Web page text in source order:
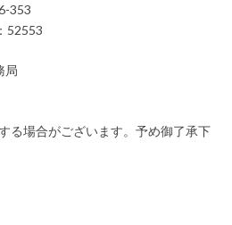
353
52553
局
る場合がございます。予め御了承下